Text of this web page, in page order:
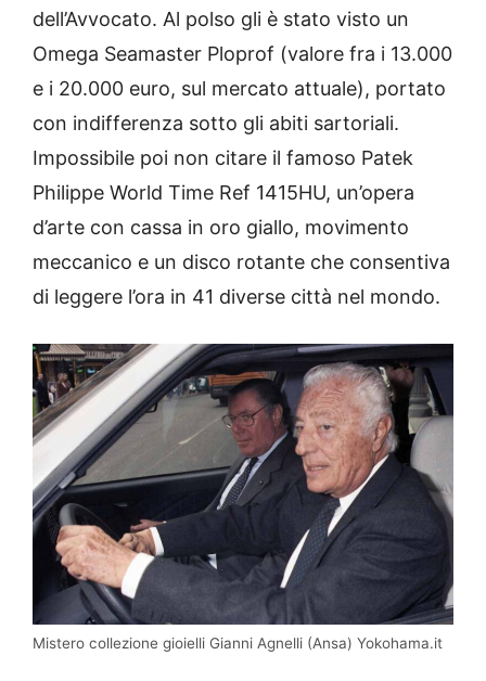
dell’Avvocato. Al polso gli è stato visto un
Omega Seamaster Ploprof (valore fra i 13.000
e i 20.000 euro, sul mercato attuale), portato
con indifferenza sotto gli abiti sartoriali.
Impossibile poi non citare il famoso Patek
Philippe World Time Ref 1415HU, un’opera
d’arte con cassa in oro giallo, movimento
meccanico e un disco rotante che consentiva
di leggere l’ora in 41 diverse città nel mondo.
Mistero collezione gioielli Gianni Agnelli (Ansa) Yokohama.it